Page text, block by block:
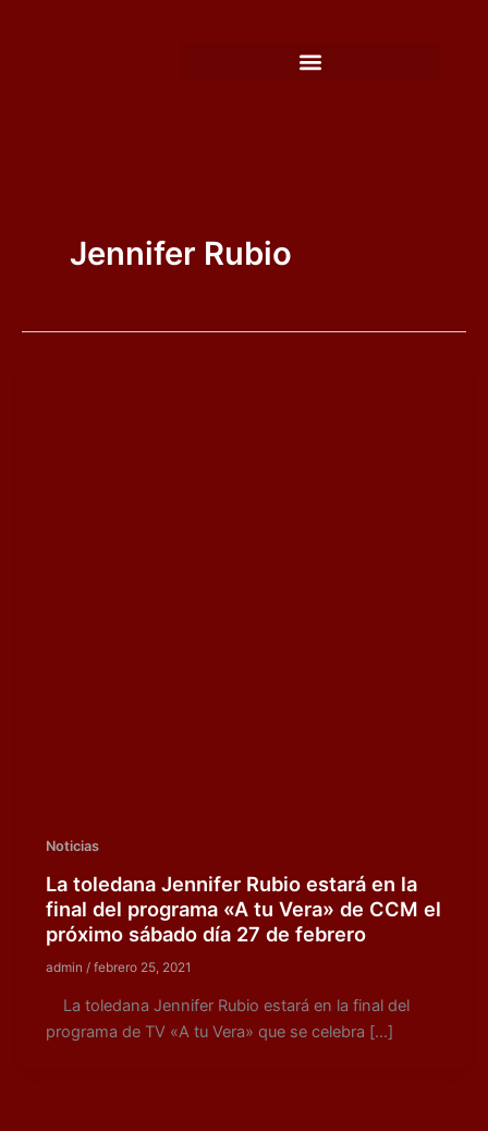
Jennifer Rubio
Noticias
La toledana Jennifer Rubio estará en la
final del programa «A tu Vera» de CCM el
próximo sábado día 27 de febrero
admin / febrero 25, 2021
La toledana Jennifer Rubio estará en la final del
programa de TV «A tu Vera» que se celebra […]